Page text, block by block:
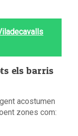
els barris
acostumen
zones com: